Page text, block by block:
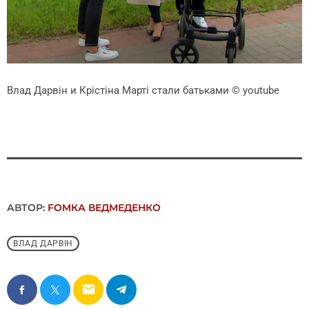
Влад Дарвін и Крістіна Марті стали батьками © youtube
АВТОР: FОMКА ВЕДМЕДЕНКО
ВЛАД ДАРВІН
email